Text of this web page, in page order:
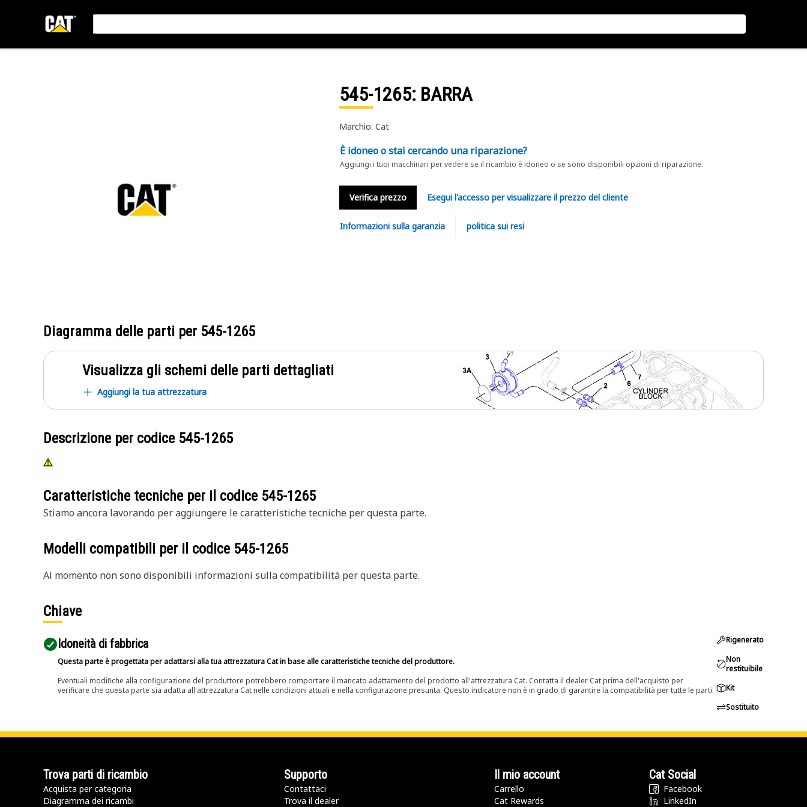
545-1265: BARRA
Marchio: Cat
È idoneo o stai cercando una riparazione?
Aggiungi i tuoi macchinari per vedere se il ricambio è idoneo o se sono disponibili opzioni di riparazione.
Verifica prezzo Esegui l'accesso per visualizzare il prezzo del cliente
Informazioni sulla garanzia politica sui resi
Diagramma delle parti per 545-1265
Visualizza gli schemi delle parti dettagliati
Aggiungi la tua attrezzatura
Descrizione per codice 545-1265
Caratteristiche tecniche per il codice 545-1265
Stiamo ancora lavorando per aggiungere le caratteristiche tecniche per questa parte.
Modelli compatibili per il codice 545-1265
Al momento non sono disponibili informazioni sulla compatibilità per questa parte.
Chiave
Idoneità di fabbrica
Questa parte è progettata per adattarsi alla tua attrezzatura Cat in base alle caratteristiche tecniche del produttore.
Eventuali modifiche alla configurazione del produttore potrebbero comportare il mancato adattamento del prodotto all'attrezzatura Cat. Contatta il dealer Cat prima dell'acquisto per
verificare che questa parte sia adatta all'attrezzatura Cat nelle condizioni attuali e nella configurazione presunta. Questo indicatore non è in grado di garantire la compatibilità per tutte le parti.
Rigenerato
Non
restituibile
Kit
Sostituito
Trova parti di ricambio
Acquista per categoria
Diagramma dei ricambi
Supporto
Contattaci
Trova il dealer
Il mio account
Carrello
Cat Rewards
Cat Social
Facebook
LinkedIn